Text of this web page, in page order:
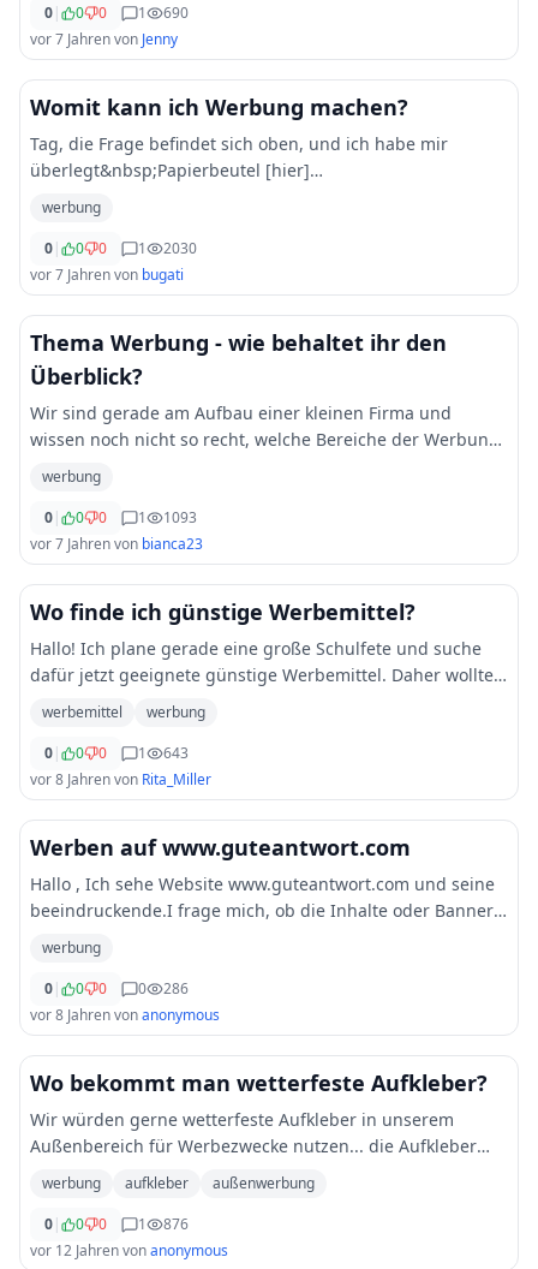
Die haben ja echt...
0| 0 0 1
690
vor 7 Jahrenvon Jenny
Womit kann ich Werbung machen?
Tag, die Frage befindet sich oben, und ich habe mir
überlegt&nbsp;Papierbeutel [hier]
(https://www.cottonbagjoe.de/papiertueten-bedrucken)
bedrucken zu lassen. Man bekommt hunderte davon für
ein paar...
werbung
0| 0 0 1
2030
vor 7 Jahrenvon bugati
Thema Werbung - wie behaltet ihr den
Überblick?
Wir sind gerade am Aufbau einer kleinen Firma und
wissen noch nicht so recht, welche Bereiche der Werbung
wir nutzen werden, damit wir auch so schnell wie möglich
einen halbwegs attraktiven Bekannthei
werbung
0| 0 0 1
1093
vor 7 Jahrenvon bianca23
Wo finde ich günstige Werbemittel?
Hallo! Ich plane gerade eine große Schulfete und suche
dafür jetzt geeignete günstige Werbemittel. Daher wollte
ich euch fragen ob ich nicht einen [günstigen Shop für
Werbemittel ](https://werbeartik
werbemittel
werbung
0| 0 0 1
643
vor 8 Jahrenvon Rita_Miller
Werben auf www.guteantwort.com
Hallo , Ich sehe Website www.guteantwort.com und seine
beeindruckende.I frage mich, ob die Inhalte oder Banner
Werbung Optionen auf Ihrer Website? Was ist der Preis,
wenn wir möchten einen Arti
werbung
0| 0 0 0
286
vor 8 Jahrenvonanonymous
Wo bekommt man wetterfeste Aufkleber?
Wir würden gerne wetterfeste Aufkleber in unserem
Außenbereich für Werbezwecke nutzen... die Aufkleber
wären recht groß (Aufsteller) und dem Wetter ausgesetzt.
Dementsprechend müssten wir Aufkleber be
werbung aufkleber
außenwerbung
0| 0 0 1
876
vor 12 Jahrenvonanonymous